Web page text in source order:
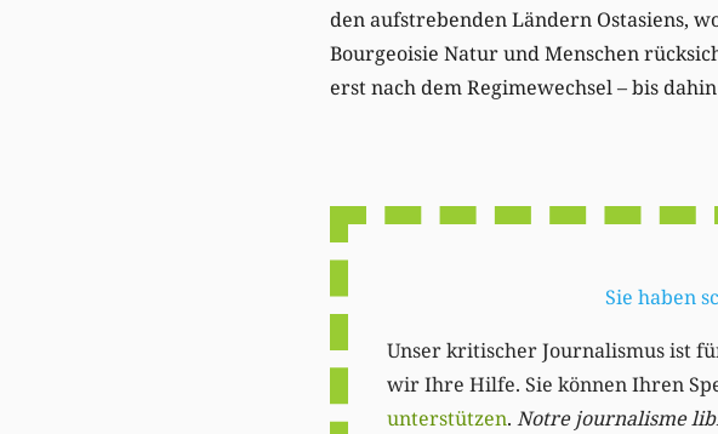
den aufstrebenden Ländern Ostasiens,
Bourgeoisie Natur und Menschen
erst nach dem Regimewechsel – bis
Sie haben
Unser kritischer Journalismus ist
wir Ihre Hilfe. Sie können Ihren
unterstützen. Notre journalisme